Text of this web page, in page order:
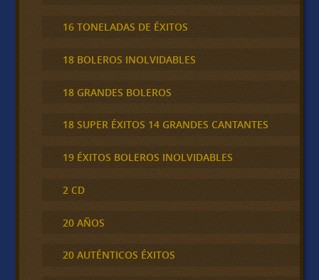
16 TONELADAS DE ÉXITOS
18 BOLEROS INOLVIDABLES
18 GRANDES BOLEROS
18 SUPER ÉXITOS 14 GRANDES CANTANTES
19 ÉXITOS BOLEROS INOLVIDABLES
2 CD
20 AÑOS
20 AUTÉNTICOS ÉXITOS